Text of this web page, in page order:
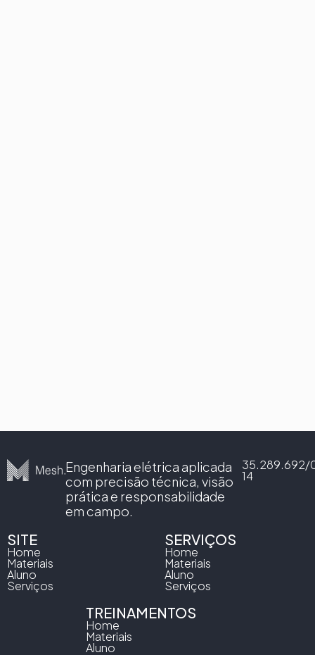
Engenharia elétrica aplicada
com precisão técnica, visão
prática e responsabilidade
em campo.
35.289.692/
14
SITE
Home
Materiais
Aluno
Serviços
SERVIÇOS
Home
Materiais
Aluno
Serviços
TREINAMENTOS
Home
Materiais
Aluno